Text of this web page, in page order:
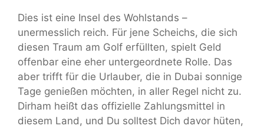
Dies ist eine Insel des Wohlstands –
unermesslich reich. Für jene Scheichs, die sich
diesen Traum am Golf erfüllten, spielt Geld
offenbar eine eher untergeordnete Rolle. Das
aber trifft für die Urlauber, die in Dubai sonnige
Tage genießen möchten, in aller Regel nicht zu.
Dirham heißt das offizielle Zahlungsmittel in
diesem Land, und Du solltest Dich davor hüten,